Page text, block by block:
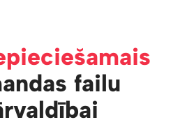
failu